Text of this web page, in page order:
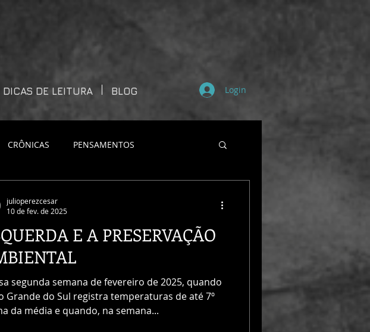
DICAS DE LEITURA BLOG Login
CRÔNICAS PENSAMENTOS
E A PRESERVAÇÃO
segunda semana de fevereiro de 2025, quando
Grande do Sul registra temperaturas de até 7º
da média e quando, na semana...
julioperezcesar
10 de fev. de 2025